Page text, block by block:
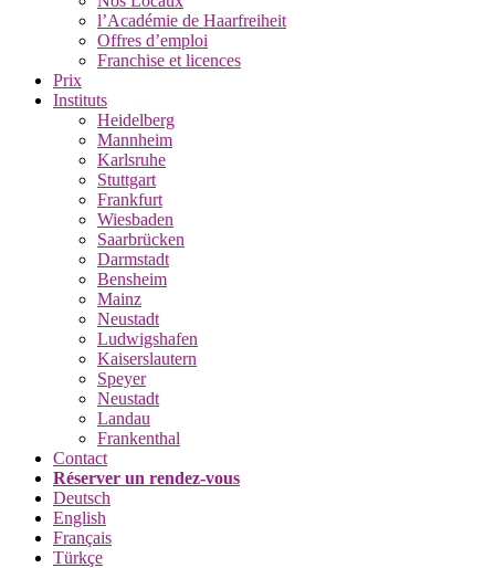
l’Académie de Haarfreiheit
Offres d’emploi
Franchise et licences
Prix
Instituts
Heidelberg
Mannheim
Karlsruhe
Stuttgart
Frankfurt
Wiesbaden
Saarbrücken
Darmstadt
Bensheim
Mainz
Neustadt
Ludwigshafen
Kaiserslautern
Speyer
Neustadt
Landau
Frankenthal
Contact
Réserver un rendez-vous
Deutsch
English
Français
Türkçe